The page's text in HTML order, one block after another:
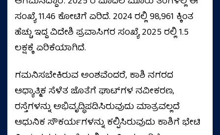
ಸಂಖ್ಯೆ 11.46 ಕೋಟಿಗೆ ಏರಿದೆ. 2024 ರಲ್ಲಿ 98,961 ಕ್ಕಿಂತ
ಹೆಚ್ಚು ಇದ್ದ ವಿದೇಶಿ ಪ್ರವಾಸಿಗರ ಸಂಖ್ಯೆ 2025 ರಲ್ಲಿ 1.5
ಲಕ್ಷಕ್ಕೆ ಏರಿಕೆಯಾಗಿದೆ.
ಗಮನಿಸಬೇಕಿರುವ ಅಂಶವೆಂದರೆ, ಕಾಶಿ ನಗರದ
ಆಧ್ಯಾತ್ಮಿಕ ಸೆಳೆತ ಜೊತೆಗೆ ಘಾಟ್‌ಗಳ ನವೀಕರಣ,
ರಸ್ತೆಗಳನ್ನು ಅಭಿವೃದ್ಧಿಪಡಿಸಿರುವುದು ಮಾತ್ರವಲ್ಲದೆ
ಆಧುನಿಕ ಸೌಕರ್ಯಗಳನ್ನು ಕಲ್ಪಿಸಿರುವುದು ಕಾಶಿಗೆ ಭೇಟಿ